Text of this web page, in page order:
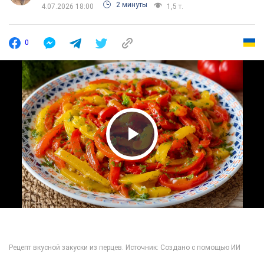
4.07.2026 18:00 2 минуты 1,5 т.
0
Play Video